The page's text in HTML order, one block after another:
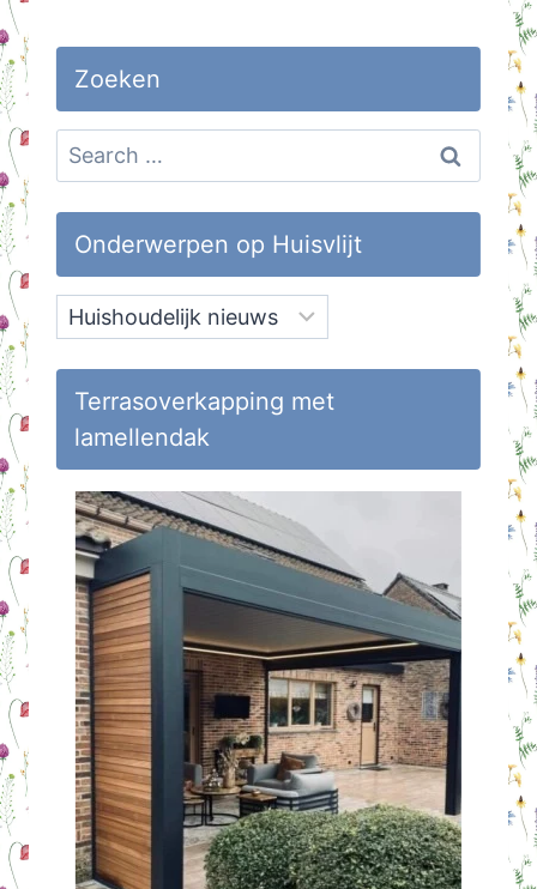
Zoeken
Search
for:
Onderwerpen op Huisvlijt
Onderwerpen
op
Huisvlijt
Terrasoverkapping met
lamellendak